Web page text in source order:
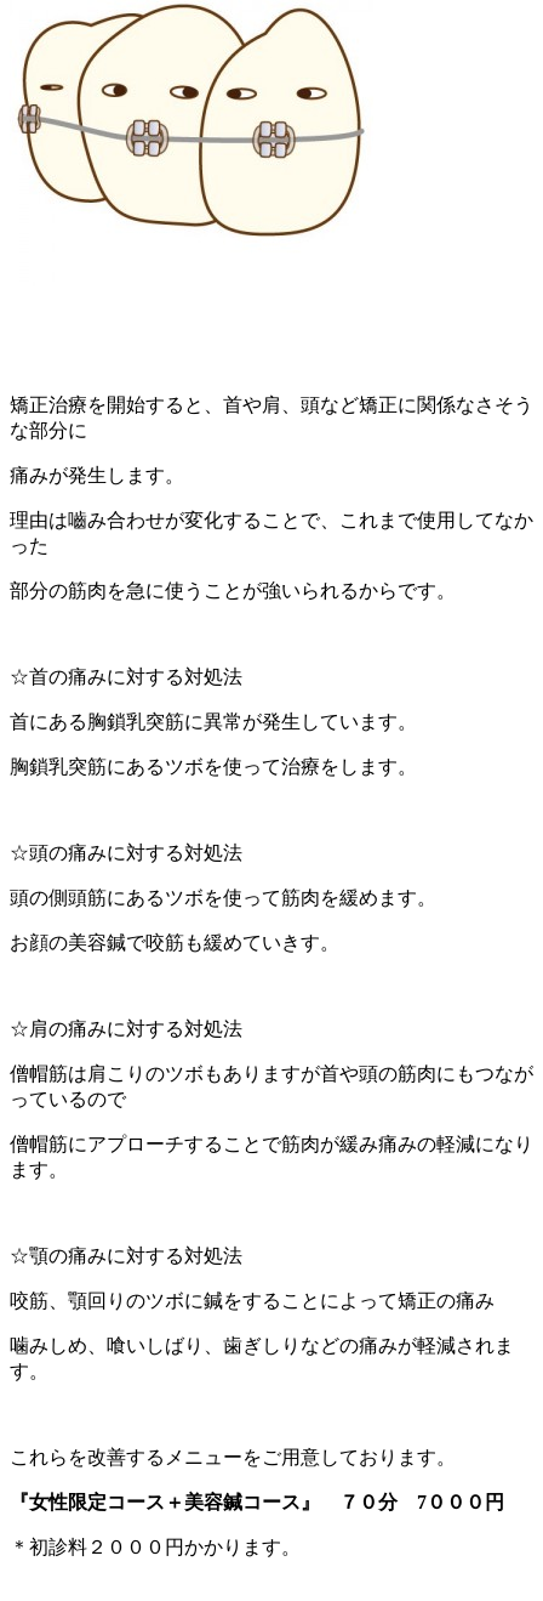
矯正治療を開始すると、首や肩、頭など矯正に関係なさそう
な部分に
痛みが発生します。
理由は嚙み合わせが変化することで、これまで使用してなか
った
部分の筋肉を急に使うことが強いられるからです。
☆首の痛みに対する対処法
首にある胸鎖乳突筋に異常が発生しています。
胸鎖乳突筋にあるツボを使って治療をします。
☆頭の痛みに対する対処法
頭の側頭筋にあるツボを使って筋肉を緩めます。
お顔の美容鍼で咬筋も緩めていきす。
☆肩の痛みに対する対処法
僧帽筋は肩こりのツボもありますが首や頭の筋肉にもつなが
っているので
僧帽筋にアプローチすることで筋肉が緩み痛みの軽減になり
ます。
☆顎の痛みに対する対処法
咬筋、顎回りのツボに鍼をすることによって矯正の痛み
噛みしめ、喰いしばり、歯ぎしりなどの痛みが軽減されま
す。
これらを改善するメニューをご用意しております。
『女性限定コース＋美容鍼コース』 ７０分 7０００円
＊初診料２０００円かかります。